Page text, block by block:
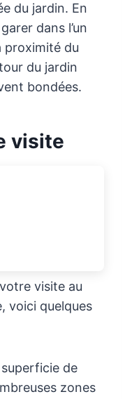
du jardin. En
dans l’un
proximité du
du jardin
bondées.
visite
visite au
voici quelques
de
zones